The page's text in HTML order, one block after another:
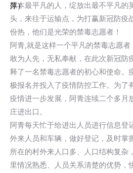
萍）
原本最平凡的人，绽放出最不平凡的
头，来往于运输点，为打赢新冠防疫
份热，他们是光荣的禁毒志愿者！
阿青,就是这样一个平凡的禁毒志愿
敢为人先，无私奉献，在此次新冠防
释了一名禁毒志愿者的初心和使命。
极报名并投入了疫情防控工作。为了
疫情进一步发展，阿青连续二个多月
庄进出口。
阿青每天忙于给进出人员进行信息登
外来人员和车辆，做好登记，及时掌
所在的村外来人口多、人口结构复杂
里情况熟悉、人员关系清楚的优势，